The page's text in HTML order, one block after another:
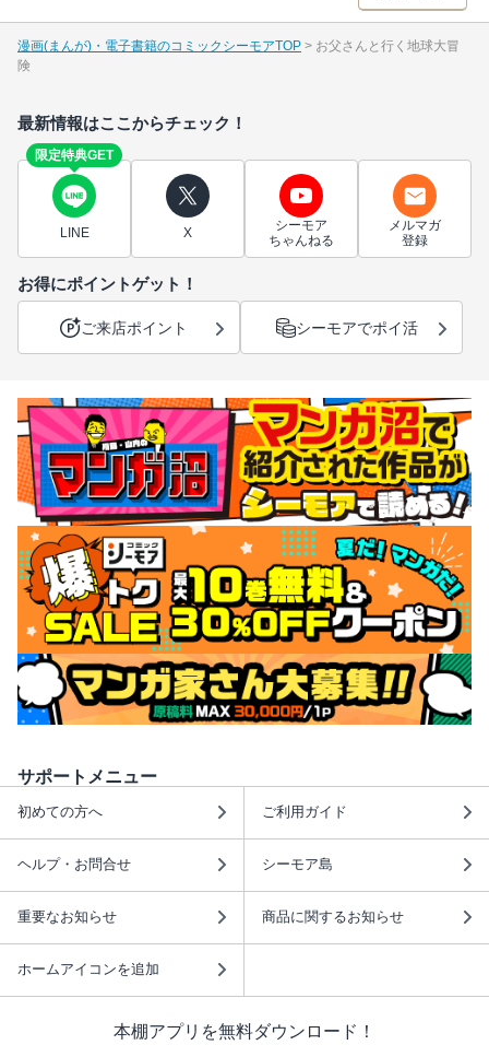
漫画(まんが)・電子書籍のコミックシーモアTOP
お父さんと行く地球大冒
険
最新情報はここからチェック！
限定特典GET
LINE X
シーモア
ちゃんねる
メルマガ
登録
お得にポイントゲット！
ご来店ポイント シーモアでポイ活
サポートメニュー
初めての方へ ご利用ガイド
ヘルプ・お問合せ シーモア島
重要なお知らせ 商品に関するお知らせ
ホームアイコンを追加
本棚アプリを無料ダウンロード！